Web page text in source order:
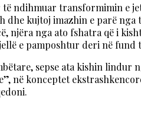
ndihmuar transformimin e
dhe kujtoj imazhin e parë nga
njëra nga ato fshatra që i
e pamposhtur deri në fund
sepse ata kishin lindur
në konceptet